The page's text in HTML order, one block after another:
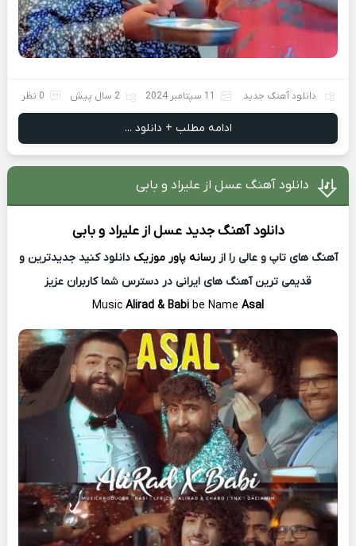
دانلود آهنگ جدید 11 سپتامبر 2024 2 سال پیش 0 نظر
ادامه مطلب + دانلود ...
دانلود آهنگ عسل از علیراد و بابی
دانلود آهنگ جدید عسل ازعلیراد و بابی
آهنگ های تاپ و عالی را ازرسانه پاور موزیک دانلود کنید جدیدترین و
قدیمی ترین آهنگ های ایرانی در دسترس شما کاربران عزیز
Music Alirad & Babi be Name Asal